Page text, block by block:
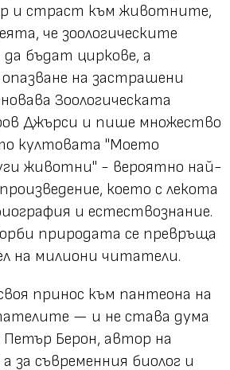
и страст към животните,
че зоологическите
бъдат циркове, а
на застрашени
Зоологическата
Джърси и пише множество
култовата "Моето
животни" - вероятно най-
което с лекота
и естествознание.
природата се превръща
на милиони читатели.
принос към пантеона на
— и не става дума
Петър Берон, автор на
за съвременния биолог и